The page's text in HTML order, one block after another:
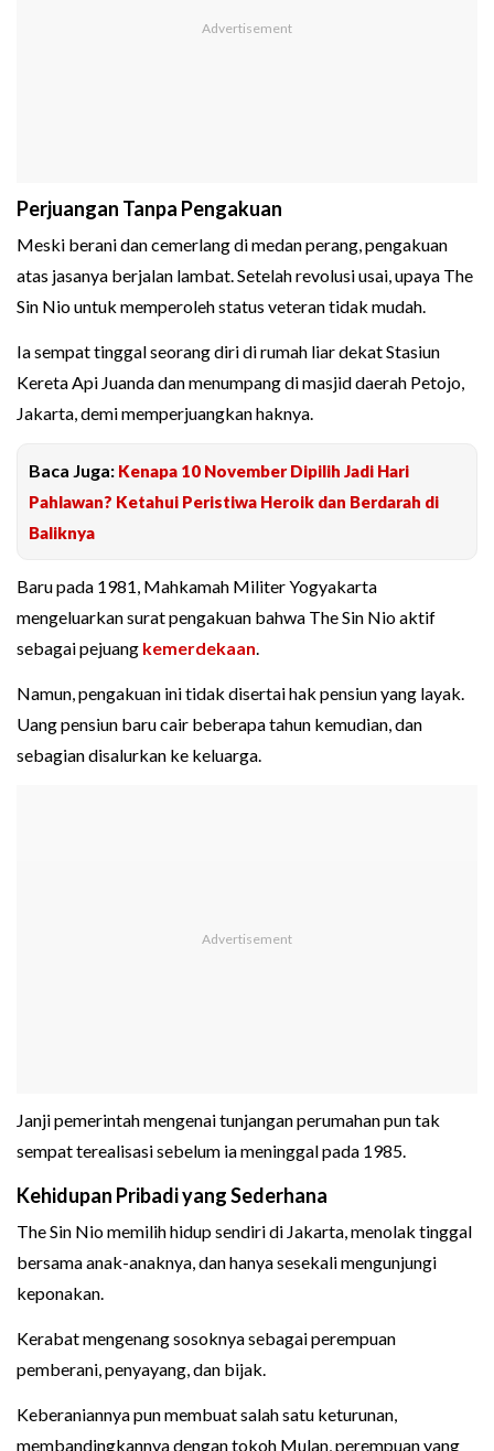
Perjuangan Tanpa Pengakuan
Meski berani dan cemerlang di medan perang, pengakuan
atas jasanya berjalan lambat. Setelah revolusi usai, upaya The
Sin Nio untuk memperoleh status veteran tidak mudah.
Ia sempat tinggal seorang diri di rumah liar dekat Stasiun
Kereta Api Juanda dan menumpang di masjid daerah Petojo,
Jakarta, demi memperjuangkan haknya.
Baca Juga: Kenapa 10 November Dipilih Jadi Hari
Pahlawan? Ketahui Peristiwa Heroik dan Berdarah di
Baliknya
Baru pada 1981, Mahkamah Militer Yogyakarta
mengeluarkan surat pengakuan bahwa The Sin Nio aktif
sebagai pejuang kemerdekaan
Namun, pengakuan ini tidak disertai hak pensiun yang layak.
Uang pensiun baru cair beberapa tahun kemudian, dan
sebagian disalurkan ke keluarga.
Janji pemerintah mengenai tunjangan perumahan pun tak
sempat terealisasi sebelum ia meninggal pada 1985.
Kehidupan Pribadi yang Sederhana
The Sin Nio memilih hidup sendiri di Jakarta, menolak tinggal
bersama anak-anaknya, dan hanya sesekali mengunjungi
keponakan.
Kerabat mengenang sosoknya sebagai perempuan
pemberani, penyayang, dan bijak.
Keberaniannya pun membuat salah satu keturunan,
membandingkannya dengan tokoh Mulan, perempuan yang